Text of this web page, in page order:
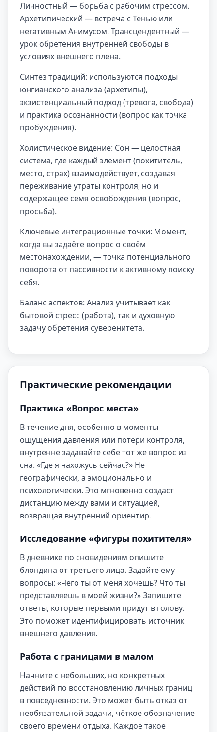
Личностный — борьба с рабочим стрессом.
Архетипический — встреча с Тенью или
негативным Анимусом. Трансцендентный —
урок обретения внутренней свободы в
условиях внешнего плена.
Синтез традиций: используются подходы
юнгианского анализа (архетипы),
экзистенциальный подход (тревога, свобода)
и практика осознанности (вопрос как точка
пробуждения).
Холистическое видение: Сон — целостная
система, где каждый элемент (похититель,
место, страх) взаимодействует, создавая
переживание утраты контроля, но и
содержащее семя освобождения (вопрос,
просьба).
Ключевые интеграционные точки: Момент,
когда вы задаёте вопрос о своём
местонахождении, — точка потенциального
поворота от пассивности к активному поиску
себя.
Баланс аспектов: Анализ учитывает как
бытовой стресс (работа), так и духовную
задачу обретения суверенитета.
Практические рекомендации
Практика «Вопрос места»
В течение дня, особенно в моменты
ощущения давления или потери контроля,
внутренне задавайте себе тот же вопрос из
сна: «Где я нахожусь сейчас?» Не
географически, а эмоционально и
психологически. Это мгновенно создаст
дистанцию между вами и ситуацией,
возвращая внутренний ориентир.
Исследование «фигуры похитителя»
В дневнике по сновидениям опишите
блондина от третьего лица. Задайте ему
вопросы: «Чего ты от меня хочешь? Что ты
представляешь в моей жизни?» Запишите
ответы, которые первыми придут в голову.
Это поможет идентифицировать источник
внешнего давления.
Работа с границами в малом
Начните с небольших, но конкретных
действий по восстановлению личных границ
в повседневности. Это может быть отказ от
необязательной задачи, чёткое обозначение
своего времени отдыха. Каждое такое